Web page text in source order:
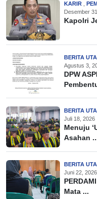
KARIR
Desember
Kapolri
BERITA
Agustus 3,
DPW
BERITA
Juli 18, 2026
Menuju
Asahan
BERITA
Juni 22, 2026
Mata ...